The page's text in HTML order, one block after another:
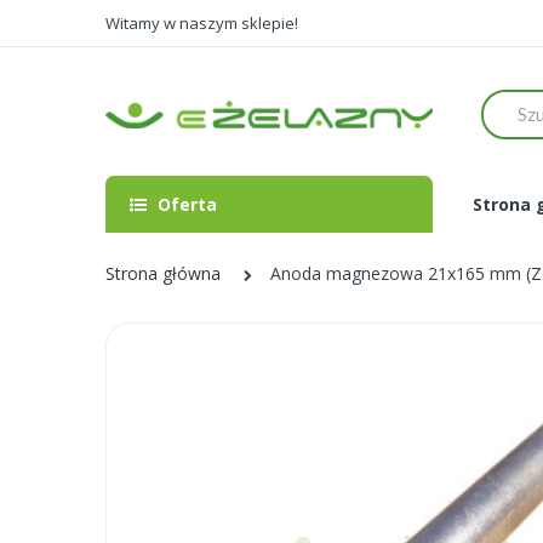
Witamy w naszym sklepie!
Szukaj
Oferta Strona
Strona główna Anoda magnezowa 21x165 mm